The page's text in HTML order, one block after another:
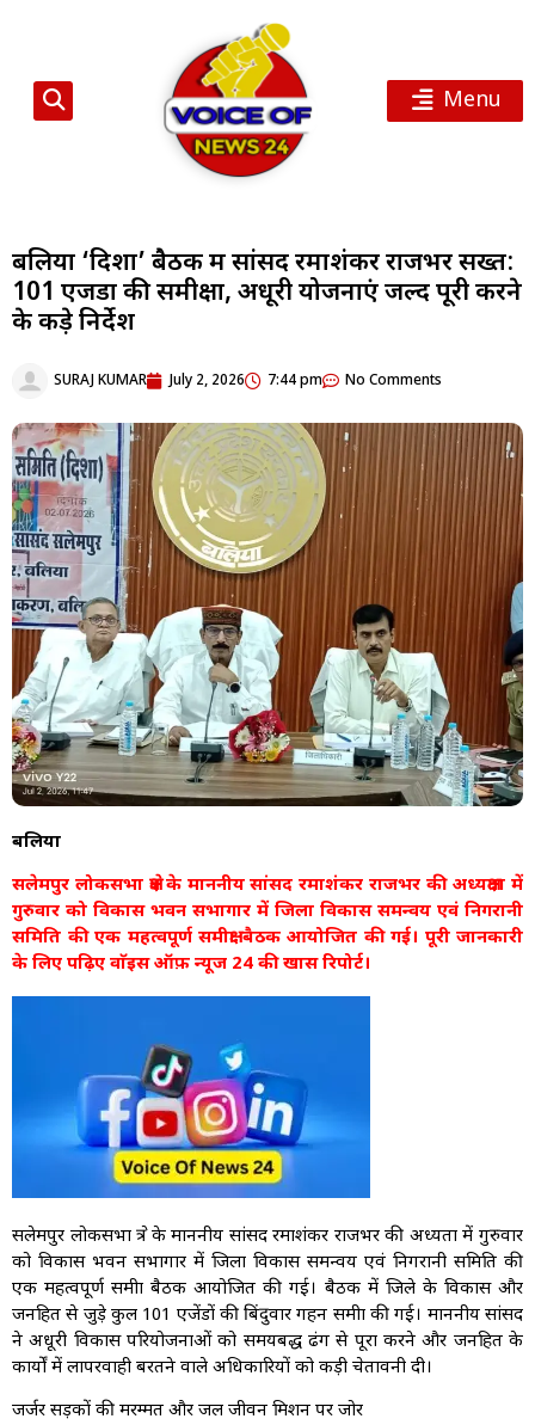
Menu
बलिया ‘दिशा’ बैठक में सांसद रमाशंकर राजभर सख्त:
101 एजेंडों की समीक्षा, अधूरी योजनाएं जल्द पूरी करने
के कड़े निर्देश
SURAJ KUMAR July 2, 2026 7:44 pm No Comments
बलिया
सलेमपुर लोकसभा क्षेत्र के माननीय सांसद रमाशंकर राजभर की अध्यक्षता में
गुरुवार को विकास भवन सभागार में जिला विकास समन्वय एवं निगरानी
समिति की एक महत्वपूर्ण समीक्षा बैठक आयोजित की गई। पूरी जानकारी
के लिए पढ़िए वाॅइस ऑफ़ न्यूज 24 की खास रिपोर्ट।
सलेमपुर लोकसभा क्षेत्र के माननीय सांसद रमाशंकर राजभर की अध्यक्षता में गुरुवार
को विकास भवन सभागार में जिला विकास समन्वय एवं निगरानी समिति की
एक महत्वपूर्ण समीक्षा बैठक आयोजित की गई। बैठक में जिले के विकास और
जनहित से जुड़े कुल 101 एजेंडों की बिंदुवार गहन समीक्षा की गई। माननीय सांसद
ने अधूरी विकास परियोजनाओं को समयबद्ध ढंग से पूरा करने और जनहित के
कार्यों में लापरवाही बरतने वाले अधिकारियों को कड़ी चेतावनी दी।
जर्जर सड़कों की मरम्मत और जल जीवन मिशन पर जोर